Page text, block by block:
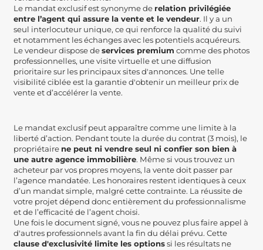
Le mandat exclusif est synonyme de relation privilégiée
entre l’agent qui assure la vente et le vendeur. Il y a un
seul interlocuteur unique, ce qui renforce la qualité du suivi
et notamment les échanges avec les potentiels acquéreurs.
Le vendeur dispose deservices premium comme des photos
professionnelles, une visite virtuelle et une diffusion
prioritaire sur les principaux sites d'annonces. Une telle
visibilité ciblée est la garantie d'obtenir un meilleur prix de
vente et d’accélérer la vente.
Le mandat exclusif peut apparaître comme une limite à la
liberté d’action. Pendant toute la durée du contrat (3 mois), le
propriétaire ne peut ni vendre seul ni confier son bien à
une autre agence immobilière. Même si vous trouvez un
acheteur par vos propres moyens, la vente doit passer par
l’agence mandatée. Les honoraires restent identiques à ceux
d’un mandat simple, malgré cette contrainte. La réussite de
votre projet dépend donc entièrement du professionnalisme
et de l’efficacité de l’agent choisi.
Une fois le document signé, vous ne pouvez plus faire appel à
d'autres professionnels avant la fin du délai prévu. Cette
clause d'exclusivité limite les optionssi les résultats ne